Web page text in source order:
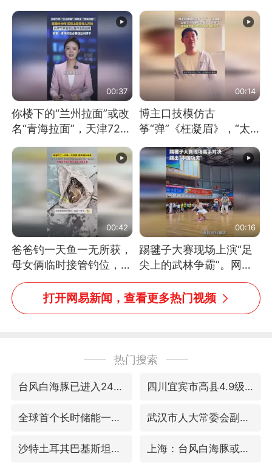
消息）
00:37
你楼下的“兰州拉面”或改
名“青海拉面”，天津72家
00:14
博主口技模仿古
筝“弹”《枉凝眉》，“太
吗？”“或将成为首位考级
不带古筝的选手。”（来
源：新华每日电讯）
00:42
爸爸钓一天鱼一无所获，
母女俩临时接管钓位，用
玩具鱼竿钓上大鱼
00:16
踢毽子大赛现场上演“足
尖上的武林争霸”。网
友：这哪是踢毽子，分明
是武侠片现场！#睡个好
打开网易新闻，查看更多热门视频
热门搜索
台风白海豚已进入24小时警戒线 四川宜宾市高县4.9级地震致1人死亡
全球首个长时储能一体化产业园量产 武汉市人大常委会副主任林文书被查
沙特土耳其巴基斯坦签署共同防务协议 上海：台风白海豚或将带来龙卷风